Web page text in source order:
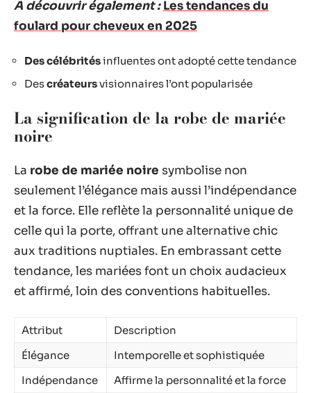
A découvrir également : Les tendances du
foulard pour cheveux en 2025
Des célébritésinfluentes ont adopté cette tendance
Descréateursvisionnaires l’ont popularisée
La signification de la robe de mariée
noire
La robe de mariée noire symbolise non
seulement l’élégance mais aussi l’indépendance
et la force. Elle reflète la personnalité unique de
celle qui la porte, offrant une alternative chic
aux traditions nuptiales. En embrassant cette
tendance, les mariées font un choix audacieux
et affirmé, loin des conventions habituelles.
Attribut
Description
Élégance
Intemporelle et sophistiquée
Indépendance
Affirme la personnalité et la force